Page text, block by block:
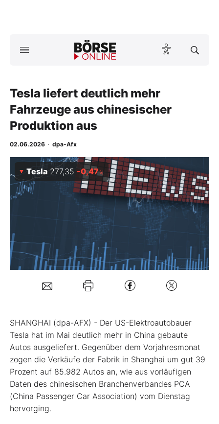
ktuelle Ausgabe BÖRSE ONLINE lesen
News
Anlageprodukte
Finanz-Check
Abo & Shop
BO-Musterdepots
Mein Konto
Kontakt
Tesla liefert deutlich mehr
Fahrzeuge aus chinesischer
Produktion aus
02.06.2026 · dpa-Afx
Tesla 277,35 -0,47%
SHANGHAI (dpa-AFX) - Der US-Elektroautobauer
Tesla hat im Mai deutlich mehr in China gebaute
Autos ausgeliefert. Gegenüber dem Vorjahresmonat
zogen die Verkäufe der Fabrik in Shanghai um gut 39
Prozent auf 85.982 Autos an, wie aus vorläufigen
Daten des chinesischen Branchenverbandes PCA
(China Passenger Car Association) vom Dienstag
hervorging.